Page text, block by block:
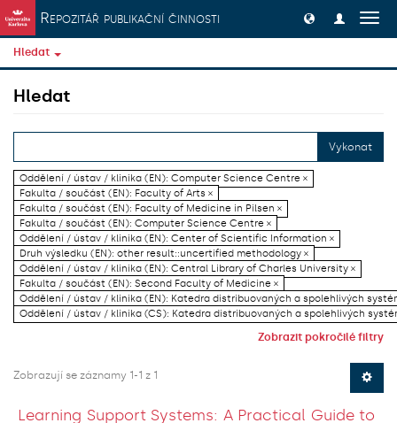
Přeskočit na obsah
Repozitář publikační činnosti
Hledat
Hledat
Vykonat
Oddělení / ústav / klinika (EN): Computer Science Centre ×
Fakulta / součást (EN): Faculty of Arts ×
Fakulta / součást (EN): Faculty of Medicine in Pilsen ×
Fakulta / součást (EN): Computer Science Centre ×
Oddělení / ústav / klinika (EN): Center of Scientific Information ×
Druh výsledku (EN): other result::uncertified methodology ×
Oddělení / ústav / klinika (EN): Central Library of Charles University ×
Fakulta / součást (EN): Second Faculty of Medicine ×
Oddělení / ústav / klinika (EN): Katedra distribuovaných a spolehlivých
Oddělení / ústav / klinika (CS): Katedra distribuovaných a spolehlivých
Zobrazit pokročilé filtry
Zobrazují se záznamy 1-1 z 1
Learning Support Systems: A Practical Guide to